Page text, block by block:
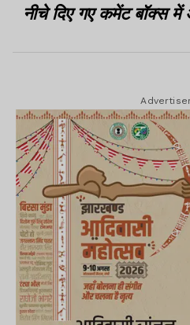
नीचे दिए गए कमेंट बॉक्स में